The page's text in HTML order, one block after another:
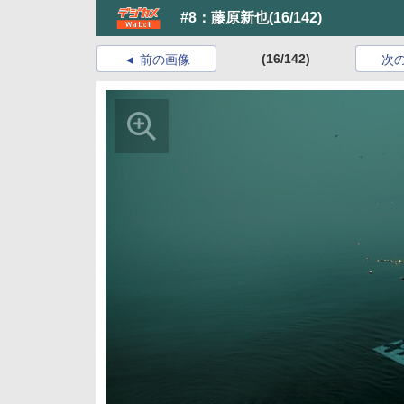
#8：藤原新也(16/142)
前の画像 (16/142) 次